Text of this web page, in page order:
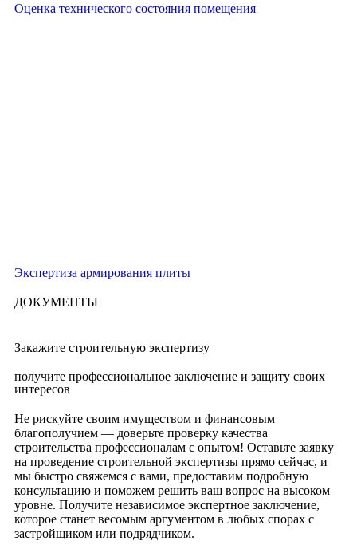
Оценка технического состояния помещения
Экспертиза армирования плиты
ДОКУМЕНТЫ
Закажите строительную экспертизу
получите профессиональное заключение и защиту своих
интересов
Не рискуйте своим имуществом и финансовым
благополучием — доверьте проверку качества
строительства профессионалам с опытом! Оставьте заявку
на проведение строительной экспертизы прямо сейчас, и
мы быстро свяжемся с вами, предоставим подробную
консультацию и поможем решить ваш вопрос на высоком
уровне. Получите независимое экспертное заключение,
которое станет весомым аргументом в любых спорах с
застройщиком или подрядчиком.